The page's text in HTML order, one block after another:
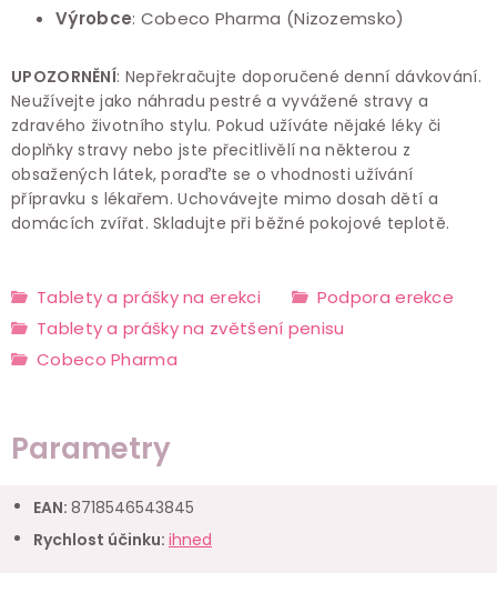
Výrobce: Cobeco Pharma (Nizozemsko)
UPOZORNĚNÍ: Nepřekračujte doporučené denní dávkování.
Neužívejte jako náhradu pestré a vyvážené stravy a
zdravého životního stylu. Pokud užíváte nějaké léky či
doplňky stravy nebo jste přecitlivělí na některou z
obsažených látek, poraďte se o vhodnosti užívání
přípravku s lékařem. Uchovávejte mimo dosah dětí a
domácích zvířat.Skladujte při běžné pokojové teplotě.
Tablety a prášky na erekci
Podpora erekce
Tablety a prášky na zvětšení penisu
Cobeco Pharma
Parametry
EAN: 8718546543845
Rychlost účinku: ihned